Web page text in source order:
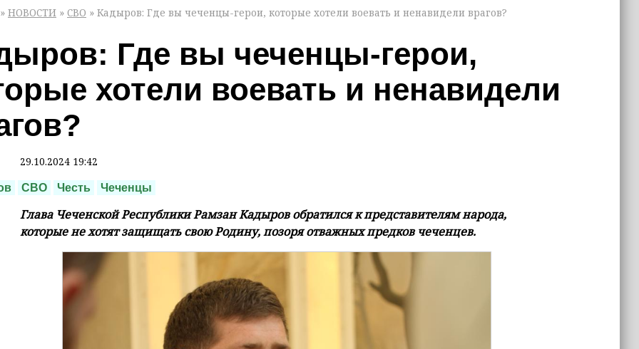
» НОВОСТИ » СВО » Кадыров: Где вы чеченцы-герои, которые хотели воевать и ненавидели врагов?
Где вы чеченцы-герои,
хотели воевать и ненавидели
29.10.2024 19:42
СВО Честь Чеченцы
Глава Чеченской Республики Рамзан Кадыров обратился к представителям народа,
которые не хотят защищать свою Родину, позоря отважных предков чеченцев.